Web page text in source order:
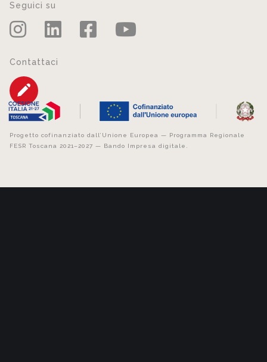
Seguici su
Contattaci
Progetto cofinanziato dall’Unione Europea — Programma Regionale
FESR Toscana 2021–2027 — Bando Impresa digitale.